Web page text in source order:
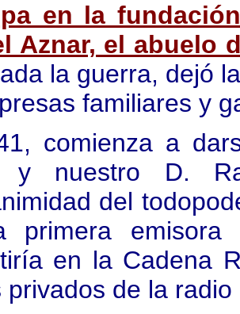
en la
Aznar, el abuelo
la guerra, dejó
familiares y
comienza a
y nuestro D.
del
primera
en la Cadena
privados de la